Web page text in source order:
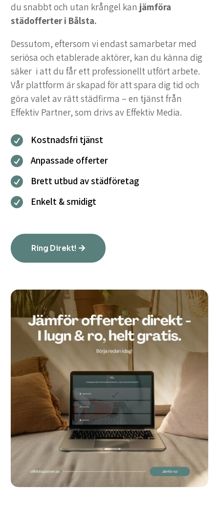
du snabbt och utan krångel kan jämföra
städofferter i Bålsta.
Dessutom, eftersom vi endast samarbetar med
seriösa och etablerade aktörer, kan du känna dig
säker i att du får ett professionellt utfört arbete.
Vår plattform är skapad för att spara dig tid och
göra valet av rätt städfirma – en tjänst från
Effektiv Partner, som drivs av Effektiv Media.
 Kostnadsfri tjänst
 Anpassade offerter
 Brett utbud av städföretag
 Enkelt & smidigt
Ring Direkt!